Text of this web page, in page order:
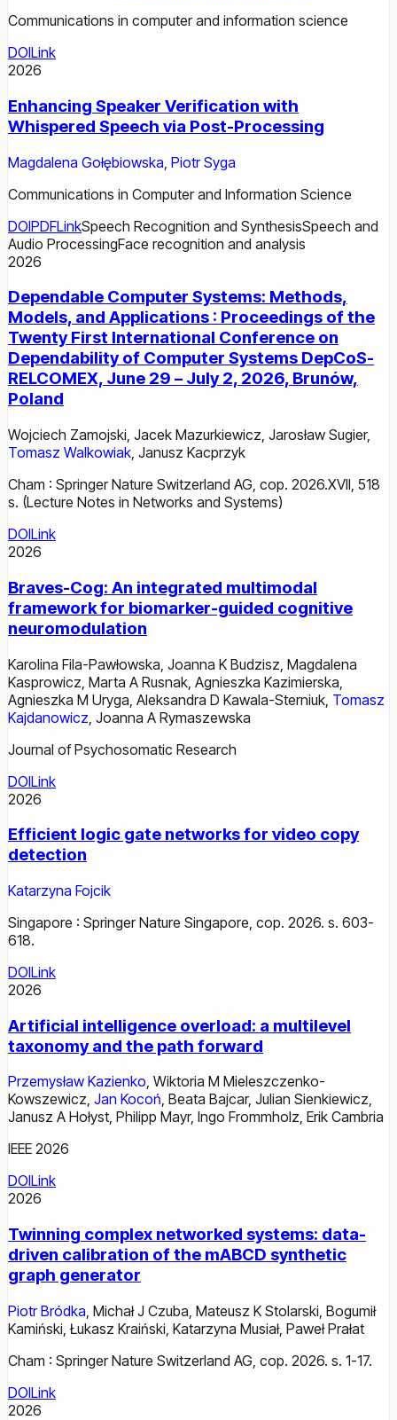
Communications in computer and information science
DOILink
2026
Enhancing Speaker Verification with
Whispered Speech via Post-Processing
Magdalena Gołębiowska Piotr Syga
Communications in Computer and Information Science
DOIPDFLinkSpeech Recognition and SynthesisSpeech and
Audio ProcessingFace recognition and analysis
2026
Dependable Computer Systems: Methods,
Models, and Applications : Proceedings of the
Twenty First International Conference on
Dependability of Computer Systems DepCoS-
RELCOMEX, June 29 – July 2, 2026, Brunów,
Poland
Wojciech Zamojski, Jacek Mazurkiewicz, Jarosław Sugier,
Tomasz Walkowiak, Janusz Kacprzyk
Cham : Springer Nature Switzerland AG, cop. 2026.XVII, 518
s. (Lecture Notes in Networks and Systems)
DOILink
2026
Braves-Cog: An integrated multimodal
framework for biomarker-guided cognitive
neuromodulation
Karolina Fila-Pawłowska Joanna K Budzisz Magdalena
Kasprowicz Marta A Rusnak Agnieszka Kazimierska
Agnieszka M Uryga Aleksandra D Kawala-Sterniuk Tomasz
Kajdanowicz Joanna A Rymaszewska
Journal of Psychosomatic Research
DOILink
2026
Efficient logic gate networks for video copy
detection
Katarzyna Fojcik
Singapore : Springer Nature Singapore, cop. 2026. s. 603-
618.
DOILink
2026
Artificial intelligence overload: a multilevel
taxonomy and the path forward
Przemysław Kazienko, Wiktoria M Mieleszczenko-
Kowszewicz, Jan Kocoń, Beata Bajcar, Julian Sienkiewicz,
Janusz A Hołyst, Philipp Mayr, Ingo Frommholz, Erik Cambria
IEEE 2026
DOILink
2026
Twinning complex networked systems: data-
driven calibration of the mABCD synthetic
graph generator
Piotr Bródka Michał J Czuba Mateusz K Stolarski Bogumił
Kamiński Łukasz Kraiński Katarzyna Musiał, Paweł Prałat
Cham : Springer Nature Switzerland AG, cop. 2026. s. 1-17.
DOILink
2026